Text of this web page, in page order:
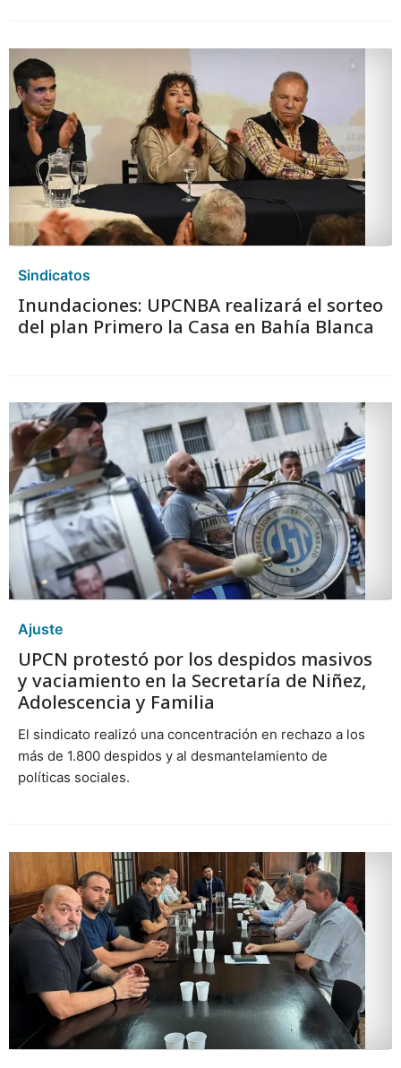
Sindicatos
Inundaciones: UPCNBA realizará el sorteo
del plan Primero la Casa en Bahía Blanca
Ajuste
UPCN protestó por los despidos masivos
y vaciamiento en la Secretaría de Niñez,
Adolescencia y Familia
El sindicato realizó una concentración en rechazo a los
más de 1.800 despidos y al desmantelamiento de
políticas sociales.